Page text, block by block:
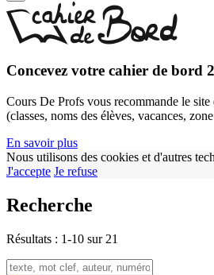
Concevez votre cahier de bord
Cours De Profs vous recommande le
(classes, noms des élèves, vacances,
En savoir plus
Nous utilisons des cookies et d'autres
J'accepte Je refuse
Recherche
Résultats : 1-10 sur 21